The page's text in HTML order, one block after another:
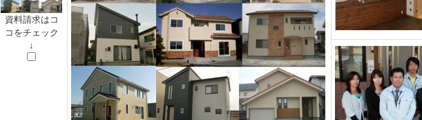
資料請求はコ
コをチェック
↓